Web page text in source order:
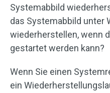
Systemabbild
das Systemabbild unter
wiederherstellen, wenn
gestartet werden kann?
Wenn Sie einen
ein